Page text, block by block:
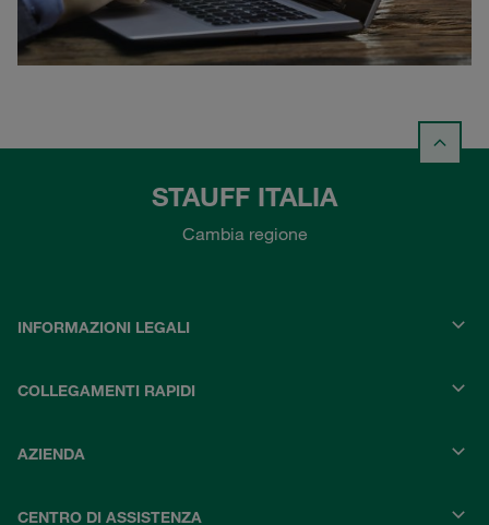
STAUFF ITALIA
Cambia regione
INFORMAZIONI LEGALI
COLLEGAMENTI RAPIDI
AZIENDA
CENTRO DI ASSISTENZA